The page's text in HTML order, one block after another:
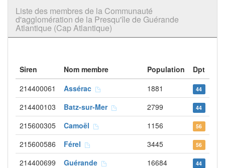
Liste des membres de la Communauté
d'agglomération de la Presqu'île de Guérande
Atlantique (Cap Atlantique)
Siren Nom membre Population
Dpt
214400061
Assérac 1881 44
214400103 Batz-sur-Mer 2799 44
215600305 Camoël 1156 56
215600586 Férel 3445 56
214400699 Guérande 16684 44